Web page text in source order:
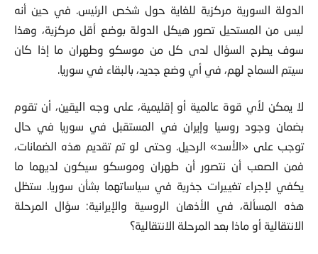
ليس من المستحيل تصور هيكل الدولة بوضع أقل مركزية، وهذا
سوف يطرح السؤال لدى كل من موسكو وطهران ما إذا كان
سيتم السماح لهم، في أي وضع جديد، بالبقاء في سوريا.
بضمان وجود روسيا وإيران في المستقبل في سوريا في حال
توجب على «الأسد» الرحيل. وحتى لو تم تقديم هذه الضمانات،
فمن الصعب أن نتصور أن طهران وموسكو سيكون لديهما ما
يكفي لإجراء تغييرات جذرية في سياساتهما بشأن سوريا. ستظل
هذه المسألة، في الأذهان الروسية والإيرانية: سؤال المرحلة
الانتقالية أو ماذا بعد المرحلة الانتقالية؟